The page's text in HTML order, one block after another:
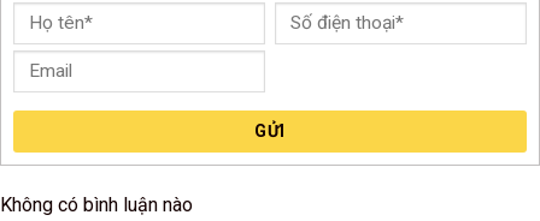
GỬI
Không có bình luận nào